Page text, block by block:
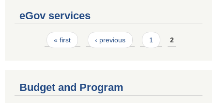
eGov services
Pages« first ‹ previous 1 2
Budget and Program